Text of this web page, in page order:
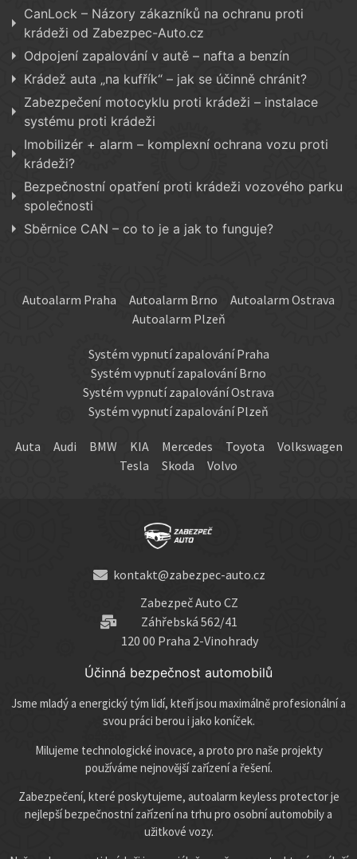
CanLock – Názory zákazníků na ochranu proti
krádeži od Zabezpec-Auto.cz
Odpojení zapalování v autě – nafta a benzín
Krádež auta „na kufřík“ – jak se účinně chránit?
Zabezpečení motocyklu proti krádeži – instalace
systému proti krádeži
Imobilizér + alarm – komplexní ochrana vozu proti
krádeži?
Bezpečnostní opatření proti krádeži vozového parku
společnosti
Sběrnice CAN – co to je a jak to funguje?
Autoalarm Praha Autoalarm Brno
Autoalarm Ostrava
Autoalarm Plzeň
Systém vypnutí zapalování Praha
Systém vypnutí zapalování Brno
Systém vypnutí zapalování Ostrava
Systém vypnutí zapalování Plzeň
Auta Audi BMW KIA Mercedes Toyota
Volkswagen
Tesla
Skoda Volvo
kontakt@zabezpec-auto.cz
Zabezpeč Auto CZ
Záhřebská 562/41
120 00 Praha 2-Vinohrady
Účinná bezpečnost automobilů
Jsme mladý a energický tým lidí, kteří jsou maximálně profesionální a
svou práci berou i jako koníček.
Milujeme technologické inovace, a proto pro naše projekty
používáme nejnovější zařízení a řešení.
Zabezpečení, které poskytujeme, autoalarm keyless protector je
nejlepší bezpečnostní zařízení na trhu pro osobní automobily a
užitkové vozy.